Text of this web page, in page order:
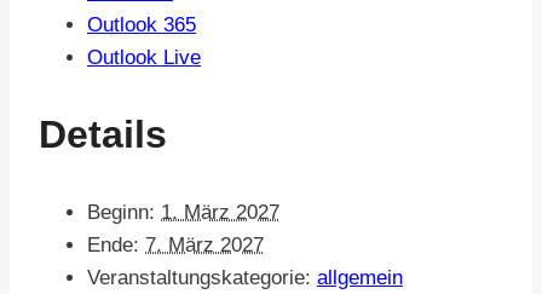
Outlook 365
Outlook Live
Details
Beginn: 1. März 2027
Ende: 7. März 2027
Veranstaltungskategorie: allgemein